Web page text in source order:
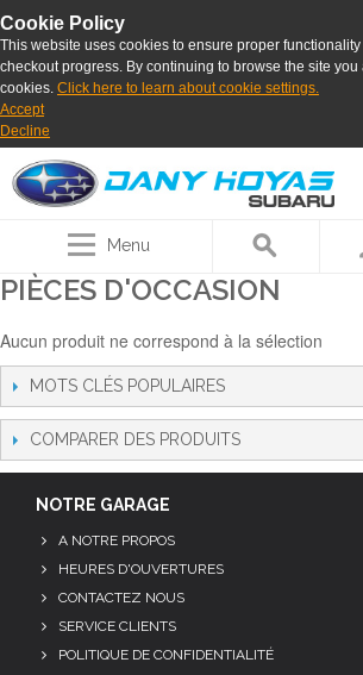
Cookie Policy
This website uses cookies to ensure proper
checkout progress. By continuing to browse the site
cookies. Click here to learn about cookie settings.
Accept
Decline
Menu
PIÈCES D'OCCASION
Aucun produit ne correspond à la sélection
MOTS CLÉS POPULAIRES
COMPARER DES PRODUITS
NOTRE GARAGE
A NOTRE PROPOS
HEURES D'OUVERTURES
CONTACTEZ NOUS
SERVICE CLIENTS
POLITIQUE DE CONFIDENTIALITÉ